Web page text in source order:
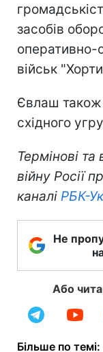
засобів
оперативно-
військ
Євлаш також
східного
Термінові
війну Росії
каналі РБК-
Не
Або
Більше по темі: